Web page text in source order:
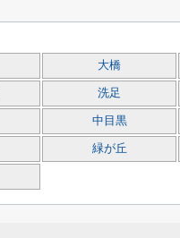
大橋
洗足
中目黒
緑が丘